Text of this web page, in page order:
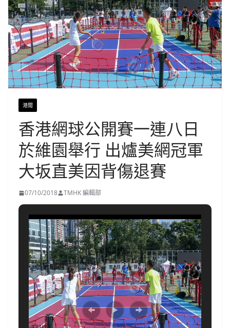
港聞
香港網球公開賽一連八日
於維園舉行 出爐美網冠軍
大坂直美因背傷退賽
07/10/2018 TMHK 編輯部